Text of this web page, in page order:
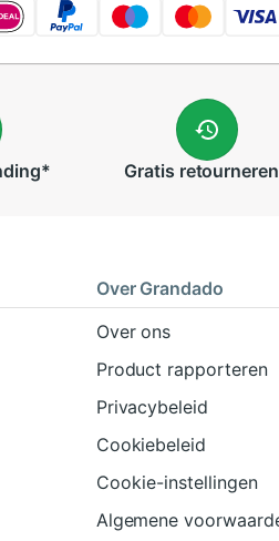
* Gratis retourneren
Over Grandado
Over ons
Product rapporteren
Privacybeleid
Cookiebeleid
Cookie-instellingen
Algemene